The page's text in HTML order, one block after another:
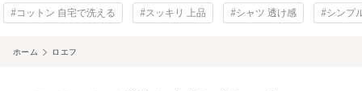
#コットン 自宅で洗える #スッキリ 上品 #シャツ 透け感 #シンプ
ホーム ロエフ